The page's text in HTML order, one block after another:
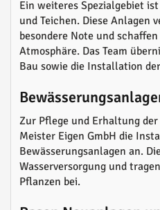
Ein weiteres Spezialgebiet
und Teichen. Diese Anlagen
besondere Note und
Atmosphäre. Das Team
Bau sowie die Installation
Zur Pflege und Erhaltung
Meister Eigen GmbH die
Bewässerungsanlagen an.
Wasserversorgung und
Pflanzen bei.